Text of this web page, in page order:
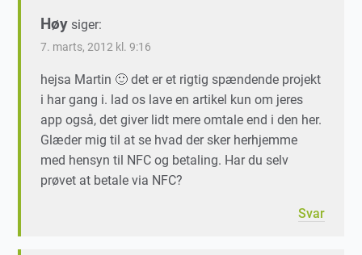
Høy siger:
7. marts, 2012 kl. 9:16
hejsa Martin 🙂 det er et rigtig spændende projekt
i har gang i. lad os lave en artikel kun om jeres
app også, det giver lidt mere omtale end i den her.
Glæder mig til at se hvad der sker herhjemme
med hensyn til NFC og betaling. Har du selv
prøvet at betale via NFC?
Svar